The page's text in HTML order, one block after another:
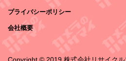
プライバシーポリシー
会社概要